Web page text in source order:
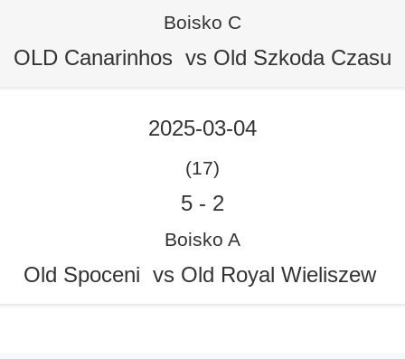
Boisko C
OLD Canarinhos vs Old Szkoda Czasu
2025-03-04
(17)
5 - 2
Boisko A
Old Spoceni vs Old Royal Wieliszew